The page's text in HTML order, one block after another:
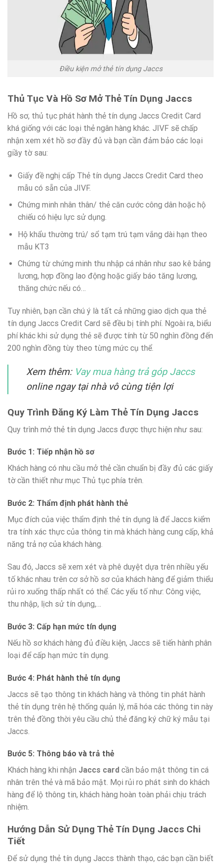
Điều kiện mở thẻ tín dụng Jaccs
Thủ Tục Và Hồ Sơ Mở Thẻ Tín Dụng Jaccs
Hồ sơ, thủ tục phát hành thẻ tín dụng Jaccs Credit Card
khá giống với các loại thẻ ngân hàng khác. JIVF sẽ chấp
nhận xem xét hồ sơ đầy đủ và bạn cần đảm bảo các loại
giầy tờ sau:
Giấy đề nghị cấp Thẻ tín dụng Jaccs Credit Card theo
mẫu có sẵn của JIVF.
Chứng minh nhân thân/ thẻ căn cước công dân hoặc hộ
chiếu có hiệu lực sử dụng.
Hộ khẩu thường trú/ sổ tạm trú tạm vắng dài hạn theo
mẫu KT3
Chứng từ chứng minh thu nhập cá nhân như sao kê bảng
lương, hợp đồng lao động hoặc giấy báo tăng lương,
thăng chức nếu có…
Tuy nhiên, bạn cần chú ý là tất cả những giao dịch qua thẻ
tín dụng Jaccs Credit Card sẽ đều bị tính phí. Ngoài ra, biểu
phí khác khi sử dụng thẻ sẽ được tính từ 50 nghìn đồng đến
200 nghìn đồng tùy theo từng mức cụ thể.
Xem thêm: Vay mua hàng trả góp Jaccs
online ngay tại nhà vô cùng tiện lợi
Quy Trình Đăng Ký Làm Thẻ Tín Dụng Jaccs
Quy trình mở thẻ tín dụng Jaccs được thực hiện như sau:
Bước 1: Tiếp nhận hồ sơ
Khách hàng có nhu cầu mở thẻ cần chuẩn bị đầy đủ các giấy
tờ cần thiết như mục Thủ tục phía trên.
Bước 2: Thẩm định phát hành thẻ
Mục đích của việc thẩm định thẻ tín dụng là để Jaccs kiểm
tra tính xác thực của thông tin mà khách hàng cung cấp, khả
năng trả nợ của khách hàng.
Sau đó, Jaccs sẽ xem xét và phê duyệt dựa trên nhiều yếu
tố khác nhau trên cơ sở hồ sơ của khách hàng để giảm thiểu
rủi ro xuống thấp nhất có thể. Các yếu tố như: Công việc,
thu nhập, lịch sử tín dụng,…
Bước 3: Cấp hạn mức tín dụng
Nếu hồ sơ khách hàng đủ điều kiện, Jaccs sẽ tiến hành phân
loại để cấp hạn mức tín dụng.
Bước 4: Phát hành thẻ tín dụng
Jaccs sẽ tạo thông tin khách hàng và thông tin phát hành
thẻ tín dụng trên hệ thống quản lý, mã hóa các thông tin này
trên thẻ đồng thời yêu cầu chủ thẻ đăng ký chữ ký mẫu tại
Jaccs.
Bước 5: Thông báo và trả thẻ
Khách hàng khi nhận Jaccs card cần bảo mật thông tin cá
nhân trên thẻ và mã bảo mật. Mọi rủi ro phát sinh do khách
hàng để lộ thông tin, khách hàng hoàn toàn phải chịu trách
nhiệm.
Hướng Dẫn Sử Dụng Thẻ Tín Dụng Jaccs Chi
Tiết
Để sử dụng thẻ tín dụng Jaccs thành thạo, các bạn cần biết